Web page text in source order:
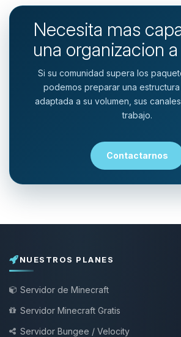
Necesita mas
una organizacion
Si su comunidad supera los
podemos preparar una
adaptada a su volumen, sus
trabajo.
Contactarnos
NUESTROS PLANES
Servidor de Minecraft
Servidor Minecraft Gratis
Servidor Bungee / Velocity